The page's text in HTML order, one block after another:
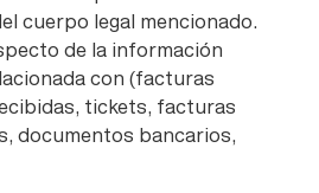
cuerpo legal mencionado.
de la información
con (facturas
tickets, facturas
documentos bancarios,